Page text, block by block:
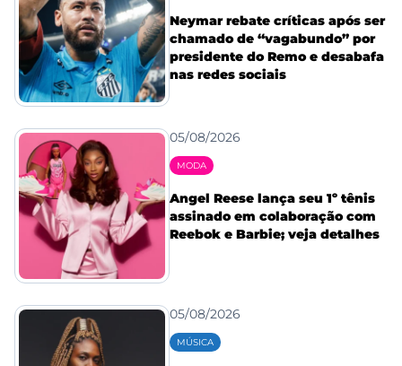
Neymar rebate críticas após ser
chamado de “vagabundo” por
presidente do Remo e desabafa
nas redes sociais
05/08/2026
MODA
Angel Reese lança seu 1º tênis
assinado em colaboração com
Reebok e Barbie; veja detalhes
05/08/2026
MÚSICA